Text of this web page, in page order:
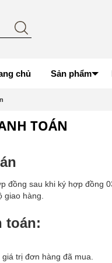
chủ Sản phẩm
TOÁN
đồng sau khi ký hợp đồng
giao hàng.
toán:
trị đơn hàng đã mua.